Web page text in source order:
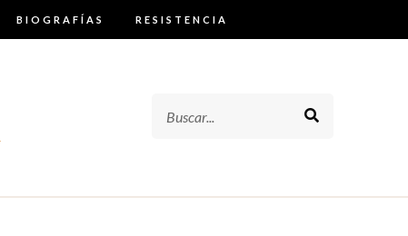
BIOGRAFÍAS RESISTENCIA